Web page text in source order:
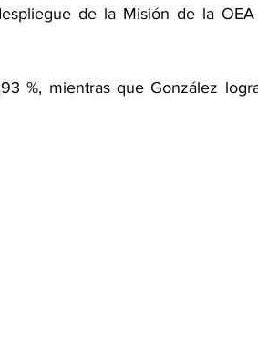
de la Misión de la
%, mientras que González